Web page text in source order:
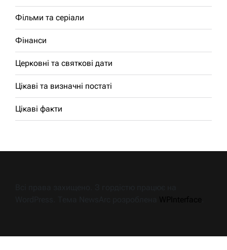
Фільми та серіали
Фінанси
Церковні та святкові дати
Цікаві та визначні постаті
Цікаві факти